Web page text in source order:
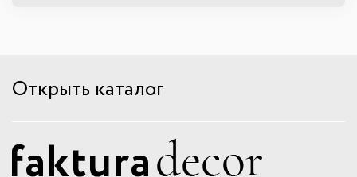
Открыть каталог